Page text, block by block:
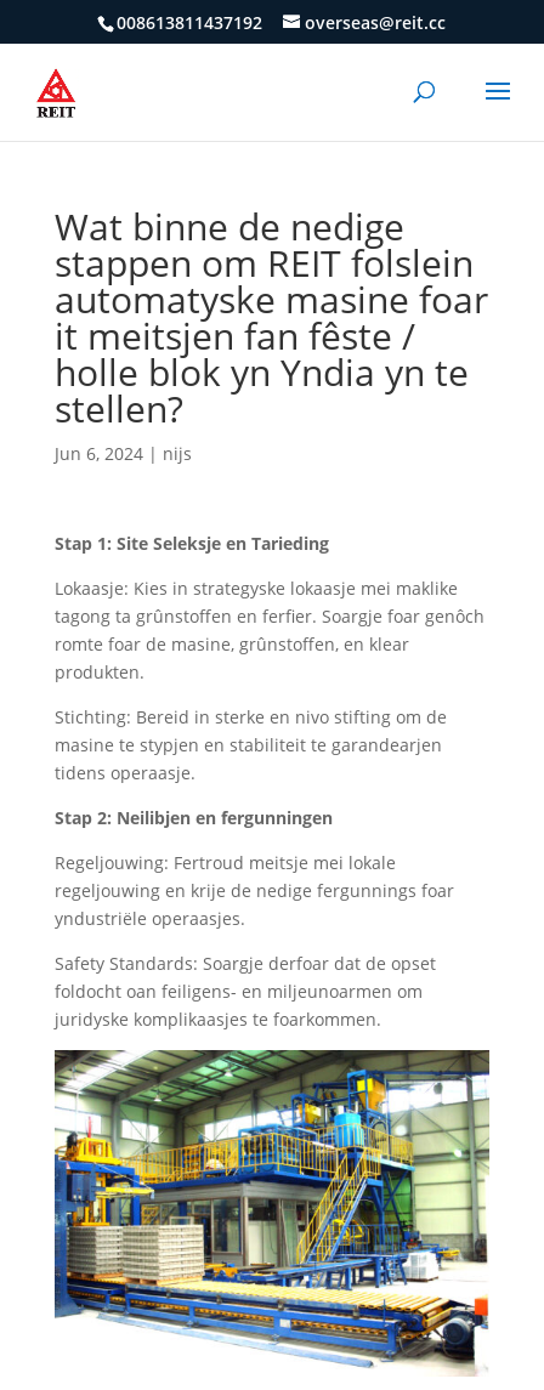
008613811437192 overseas@reit.cc
Wat binne de nedige
stappen om REIT folslein
automatyske masine foar
it meitsjen fan fêste /
holle blok yn Yndia yn te
stellen?
Jun 6, 2024| nijs
Stap 1: Site Seleksje en Tarieding
Lokaasje: Kies in strategyske lokaasje mei maklike
tagong ta grûnstoffen en ferfier. Soargje foar genôch
romte foar de masine, grûnstoffen, en klear
produkten.
Stichting: Bereid in sterke en nivo stifting om de
masine te stypjen en stabiliteit te garandearjen
tidens operaasje.
Stap 2: Neilibjen en fergunningen
Regeljouwing: Fertroud meitsje mei lokale
regeljouwing en krije de nedige fergunnings foar
yndustriële operaasjes.
Safety Standards: Soargje derfoar dat de opset
foldocht oan feiligens- en miljeunoarmen om
juridyske komplikaasjes te foarkommen.